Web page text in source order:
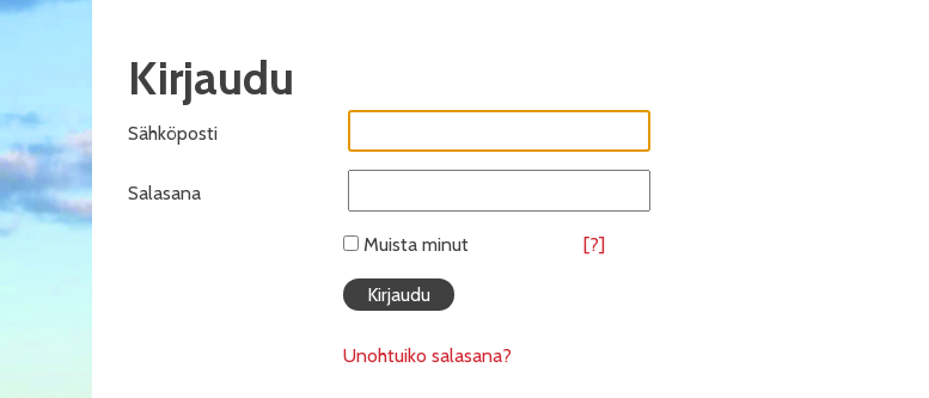
Kirjaudu
Sähköposti
Salasana
Muista minut [?]
Unohtuiko salasana?